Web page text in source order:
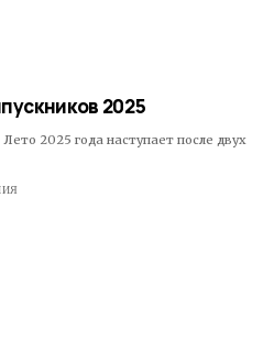
2025
2025 года наступает после двух